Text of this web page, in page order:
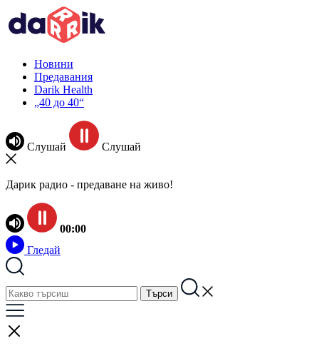
Новини
Предавания
Darik Health
„40 до 40“
Слушай Слушай
Дарик радио - предаване на живо!
00:00
Гледай